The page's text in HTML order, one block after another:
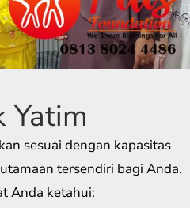
Yatim
sesuai dengan kapasitas
tersendiri bagi Anda.
Anda ketahui: